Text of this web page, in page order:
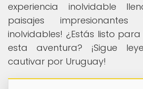
experiencia inolvidable
paisajes
inolvidables! ¿Estás listo
esta aventura? ¡Sigue
cautivar por Uruguay!